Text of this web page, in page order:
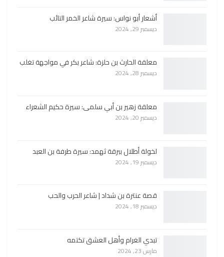
أشعار أبو نواس: سيرة شاعر الخمر التائب
ديسمبر 29, 2024
معلقة الحارث بن حلزة: شاعر بكر في مواجهة تغلب
ديسمبر 28, 2024
معلقة زهير بن أبي سلمى: سيرة حكيم الشعراء
ديسمبر 20, 2024
لخولة أطلال ببرقة ثهمد: سيرة طرفة بن العبد
ديسمبر 19, 2024
قصة عنترة بن شداد | شاعر الحرب والحب
ديسمبر 18, 2024
تبدي الغرام وأهل العشق تكتمه
مارس 23, 2024